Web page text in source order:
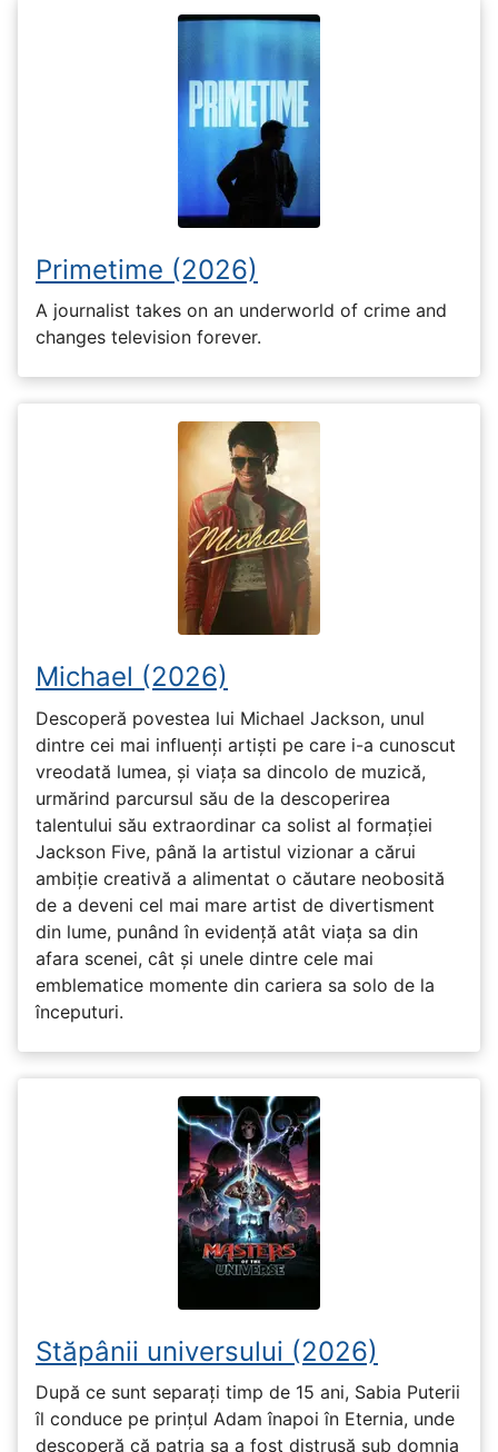
Primetime (2026)
A journalist takes on an underworld of crime and
changes television forever.
Michael (2026)
Descoperă povestea lui Michael Jackson, unul
dintre cei mai influenți artiști pe care i-a cunoscut
vreodată lumea, și viața sa dincolo de muzică,
urmărind parcursul său de la descoperirea
talentului său extraordinar ca solist al formației
Jackson Five, până la artistul vizionar a cărui
ambiție creativă a alimentat o căutare neobosită
de a deveni cel mai mare artist de divertisment
din lume, punând în evidență atât viața sa din
afara scenei, cât și unele dintre cele mai
emblematice momente din cariera sa solo de la
începuturi.
Stăpânii universului (2026)
După ce sunt separați timp de 15 ani, Sabia Puterii
îl conduce pe prințul Adam înapoi în Eternia, unde
descoperă că patria sa a fost distrusă sub domnia